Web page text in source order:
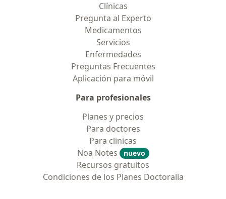
Clínicas
Pregunta al Experto
Medicamentos
Servicios
Enfermedades
Preguntas Frecuentes
Aplicación para móvil
Para profesionales
Planes y precios
Para doctores
Para clinicas
Noa Notes
nuevo
Recursos gratuitos
Condiciones de los Planes Doctoralia